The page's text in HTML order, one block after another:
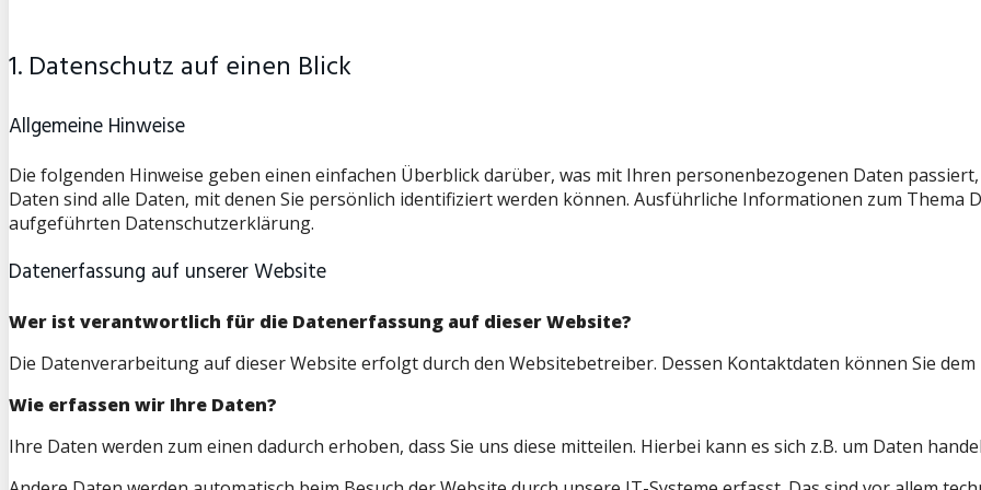
1. Datenschutz auf einen Blick
Allgemeine Hinweise
Die folgenden Hinweise geben einen einfachen Überblick darüber, was mit Ihren personenbezogenen Daten
Daten sind alle Daten, mit denen Sie persönlich identifiziert werden können. Ausführliche Informationen zum Thema
aufgeführten Datenschutzerklärung.
Datenerfassung auf unserer Website
Wer ist verantwortlich für die Datenerfassung auf dieser Website?
Die Datenverarbeitung auf dieser Website erfolgt durch den Websitebetreiber. Dessen Kontaktdaten können Sie
Wie erfassen wir Ihre Daten?
Ihre Daten werden zum einen dadurch erhoben, dass Sie uns diese mitteilen. Hierbei kann es sich z.B. um Daten